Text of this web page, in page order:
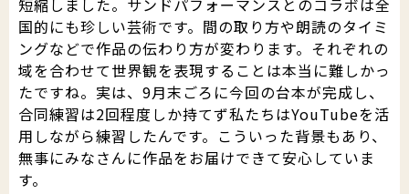
短縮しました。サンドパフォーマンスとのコラボは全
国的にも珍しい芸術です。間の取り方や朗読のタイミ
ングなどで作品の伝わり方が変わります。それぞれの
域を合わせて世界観を表現することは本当に難しかっ
たですね。実は、9月末ごろに今回の台本が完成し、
合同練習は2回程度しか持てず私たちはYouTubeを活
用しながら練習したんです。こういった背景もあり、
無事にみなさんに作品をお届けできて安心していま
す。